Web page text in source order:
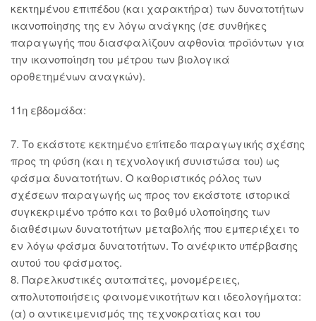
κεκτημένου επιπέδου (και χαρακτήρα) των δυνατοτήτων
ικανοποίησης της εν λόγω ανάγκης (σε συνθήκες
παραγωγής που διασφαλίζουν αφθονία προϊόντων για
την ικανοποίηση του μέτρου των βιολογικά
οροθετημένων αναγκών).
11η εβδομάδα:
7. Το εκάστοτε κεκτημένο επίπεδο παραγωγικής σχέσης
προς τη φύση (και η τεχνολογική συνιστώσα του) ως
φάσμα δυνατοτήτων. Ο καθοριστικός ρόλος των
σχέσεων παραγωγής ως προς τον εκάστοτε ιστορικά
συγκεκριμένο τρόπο και το βαθμό υλοποίησης των
διαθέσιμων δυνατοτήτων μεταβολής που εμπεριέχει το
εν λόγω φάσμα δυνατοτήτων. Το ανέφικτο υπέρβασης
αυτού του φάσματος.
8. Παρελκυστικές αυταπάτες, μονομέρειες,
απολυτοποιήσεις φαινομενικοτήτων και ιδεολογήματα:
(α) ο αντικειμενισμός της τεχνοκρατίας και του